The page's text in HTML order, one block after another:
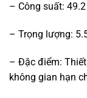
– Công suất:
– Trọng lượng:
– Đặc điểm:
không gian hạn